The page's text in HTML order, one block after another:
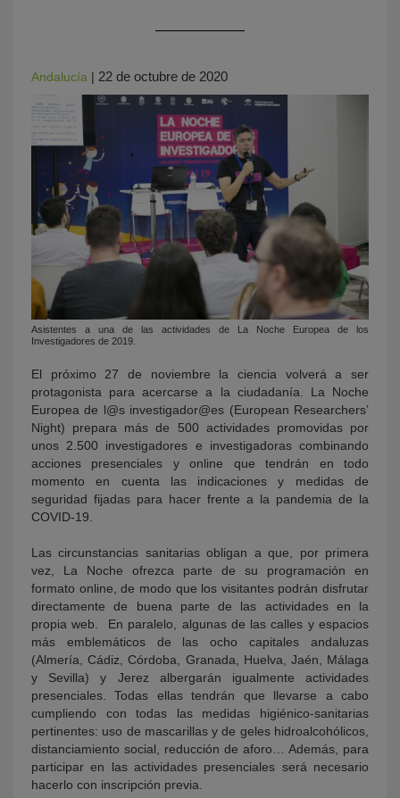
Andalucía | 22 de octubre de 2020
Asistentes a una de las actividades de La Noche Europea de los
Investigadores de 2019.
El próximo 27 de noviembre la ciencia volverá a ser
protagonista para acercarse a la ciudadanía. La Noche
Europea de l@s investigador@es (European Researchers’
Night) prepara más de 500 actividades promovidas por
unos 2.500 investigadores e investigadoras combinando
acciones presenciales y online que tendrán en todo
momento en cuenta las indicaciones y medidas de
seguridad fijadas para hacer frente a la pandemia de la
COVID-19.
Las circunstancias sanitarias obligan a que, por primera
vez, La Noche ofrezca parte de su programación en
formato online, de modo que los visitantes podrán disfrutar
directamente de buena parte de las actividades en la
propia web. En paralelo, algunas de las calles y espacios
más emblemáticos de las ocho capitales andaluzas
(Almería, Cádiz, Córdoba, Granada, Huelva, Jaén, Málaga
y Sevilla) y Jerez albergarán igualmente actividades
presenciales. Todas ellas tendrán que llevarse a cabo
cumpliendo con todas las medidas higiénico-sanitarias
pertinentes: uso de mascarillas y de geles hidroalcohólicos,
distanciamiento social, reducción de aforo… Además, para
participar en las actividades presenciales será necesario
hacerlo con inscripción previa.